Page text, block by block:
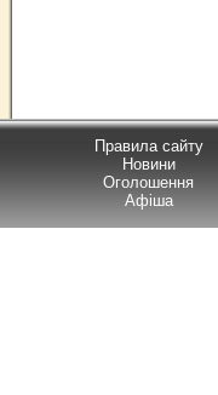
Правила сайту
Новини
Оголошення
Афіша